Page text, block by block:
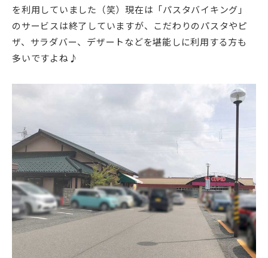
を利用していました（笑）現在は「パスタバイキング」
のサービスは終了していますが、こだわりのパスタやピ
ザ、サラダバー、デザートなどを堪能しに利用する方も
多いですよね♪